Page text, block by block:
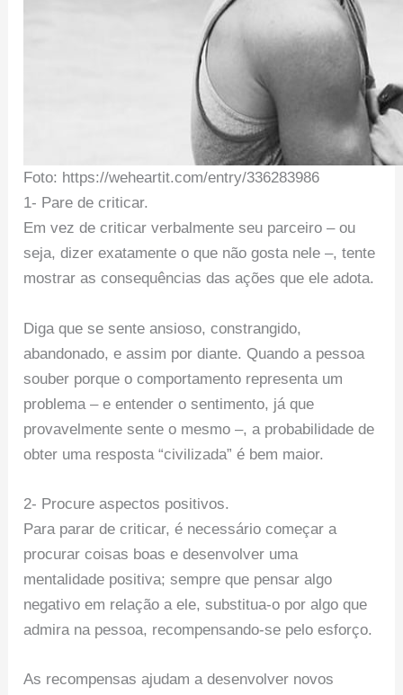
Foto: https://weheartit.com/entry/336283986
1- Pare de criticar.
Em vez de criticar verbalmente seu parceiro – ou
seja, dizer exatamente o que não gosta nele –, tente
mostrar as consequências das ações que ele adota.
Diga que se sente ansioso, constrangido,
abandonado, e assim por diante. Quando a pessoa
souber porque o comportamento representa um
problema – e entender o sentimento, já que
provavelmente sente o mesmo –, a probabilidade de
obter uma resposta “civilizada” é bem maior.
2- Procure aspectos positivos.
Para parar de criticar, é necessário começar a
procurar coisas boas e desenvolver uma
mentalidade positiva; sempre que pensar algo
negativo em relação a ele, substitua-o por algo que
admira na pessoa, recompensando-se pelo esforço.
As recompensas ajudam a desenvolver novos